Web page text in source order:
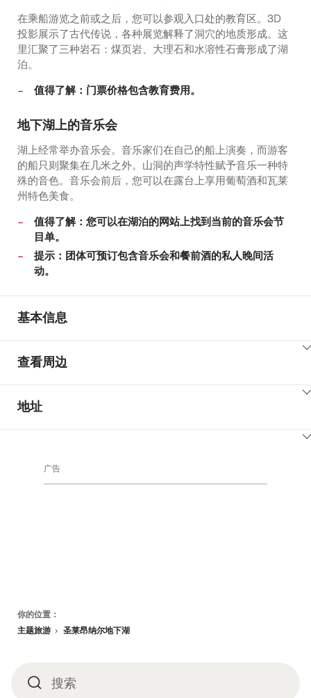
在乘船游览之前或之后，您可以参观入口处的教育区。3D
投影展示了古代传说，各种展览解释了洞穴的地质形成。这
里汇聚了三种岩石：煤页岩、大理石和水溶性石膏形成了湖
泊。
值得了解：门票价格包含教育费用。
地下湖上的音乐会
湖上经常举办音乐会。音乐家们在自己的船上演奏，而游客
的船只则聚集在几米之外。山洞的声学特性赋予音乐一种特
殊的音色。音乐会前后，您可以在露台上享用葡萄酒和瓦莱
州特色美食。
值得了解：您可以在湖泊的网站上找到当前的音乐会节
目单。
提示：团体可预订包含音乐会和餐前酒的私人晚间活
动。
基本信息
ClickToViewContent
查看周边
ClickToViewContent
地址
广告
你的位置：
主题旅游
圣莱昂纳尔地下湖
搜 搜索